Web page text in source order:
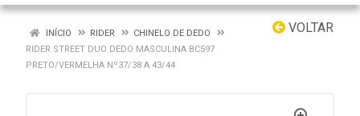
VOLTAR
INÍCIO RIDER
CHINELO DE DEDO
RIDER STREET DUO DEDO MASCULINA BC597
PRETO/VERMELHA Nº37/38 A 43/44